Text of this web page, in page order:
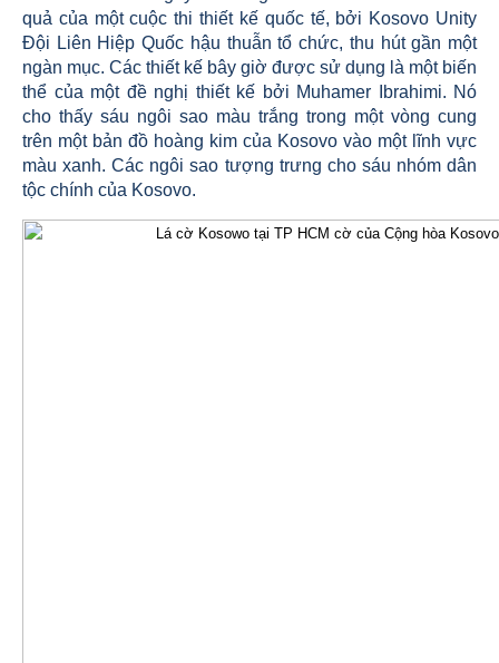
quả của một cuộc thi thiết kế quốc tế, bởi Kosovo Unity
Đội Liên Hiệp Quốc hậu thuẫn tổ chức, thu hút gần một
ngàn mục. Các thiết kế bây giờ được sử dụng là một biến
thể của một đề nghị thiết kế bởi Muhamer Ibrahimi. Nó
cho thấy sáu ngôi sao màu trắng trong một vòng cung
trên một bản đồ hoàng kim của Kosovo vào một lĩnh vực
màu xanh. Các ngôi sao tượng trưng cho sáu nhóm dân
tộc chính của Kosovo.